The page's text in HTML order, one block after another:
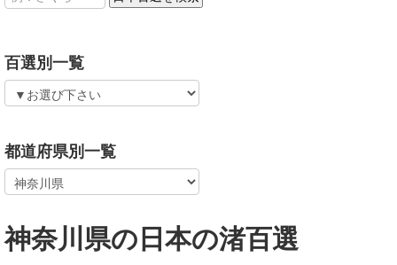
百選別一覧
都道府県別一覧
神奈川県の日本の渚百選